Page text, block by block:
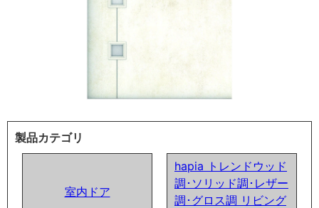
製品カテゴリ
室内ドア
hapia トレンドウッド
調･ソリッド調･レザー
調･グロス調 リビング